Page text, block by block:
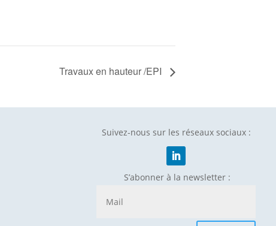
Travaux en hauteur /EPI
Suivez-nous sur les réseaux sociaux :
S’abonner à la newsletter :